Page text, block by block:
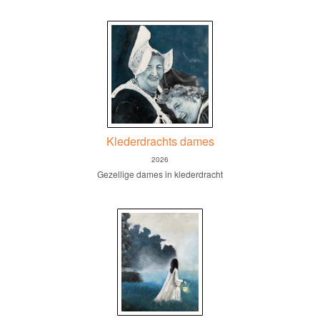
Klederdrachts dames
2026
Gezellige dames in klederdracht